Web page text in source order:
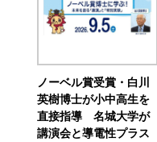
ノーベル賞受賞・白川
英樹博士が小中高生を
直接指導 名城大学が
講演会と導電性プラス